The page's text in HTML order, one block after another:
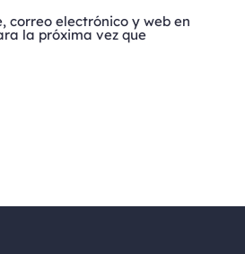
correo electrónico y web en
la próxima vez que